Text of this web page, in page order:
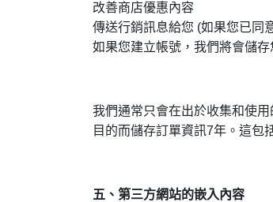
改善商店優惠內容
傳送行銷訊息給您 (如果您已同
如果您建立帳號，我們將會儲
我們通常只會在出於收集和使
目的而儲存訂單資訊7年。這包
五、第三方網站的嵌入內容